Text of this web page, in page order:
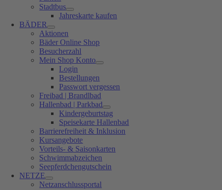
Stadtbus
Jahreskarte kaufen
BÄDER
Aktionen
Bäder Online Shop
Besucherzahl
Mein Shop Konto
Login
Bestellungen
Passwort vergessen
Freibad | Brandlbad
Hallenbad | Parkbad
Kindergeburtstag
Speisekarte Hallenbad
Barrierefreiheit & Inklusion
Kursangebote
Vorteils- & Saisonkarten
Schwimmabzeichen
Seepferdchengutschein
NETZE
Netzanschlussportal